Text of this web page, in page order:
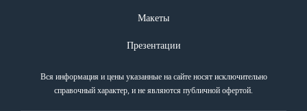
Макеты
Презентации
Вся информация и цены указанные на сайте носят исключительно
справочный характер, и не являются публичной офертой.